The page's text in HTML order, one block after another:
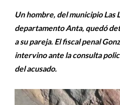
Un hombre, del municipio Las
departamento Anta, quedó
a su pareja. El fiscal penal
intervino ante la consulta
del acusado.